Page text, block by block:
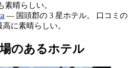
素晴らしい。
— 国頭郡の 3 星ホテル。 口コミの
高に素晴らしい。
のあるホテル